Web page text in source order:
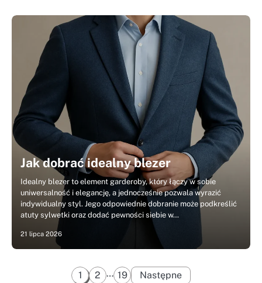
Jak dobrać idealny blezer
Idealny blezer to element garderoby, który łączy w sobie
uniwersalność i elegancję, a jednocześnie pozwala wyrazić
indywidualny styl. Jego odpowiednie dobranie może podkreślić
atuty sylwetki oraz dodać pewności siebie w…
21 lipca 2026
Stronicowanie
1 2 … 19 Następne